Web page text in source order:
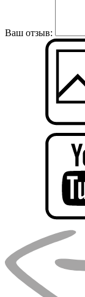
Ваш отзыв: